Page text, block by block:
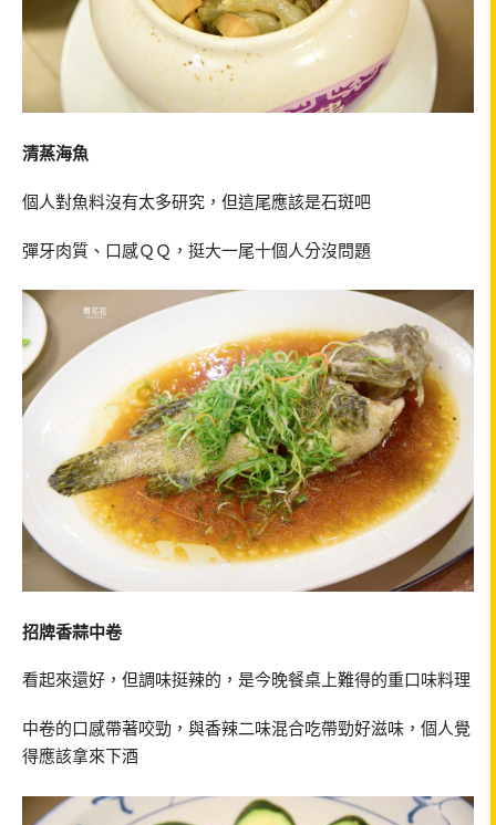
清蒸海魚
個人對魚料沒有太多研究，但這尾應該是石斑吧
彈牙肉質、口感ＱＱ，挺大一尾十個人分沒問題
招牌香蒜中卷
看起來還好，但調味挺辣的，是今晚餐桌上難得的重口味料理
中卷的口感帶著咬勁，與香辣二味混合吃帶勁好滋味，個人覺
得應該拿來下酒